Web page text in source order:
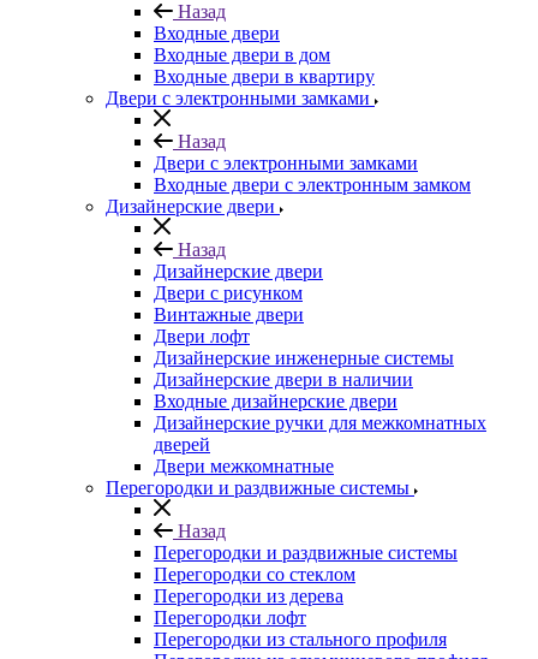
Назад
Входные двери
Входные двери в дом
Входные двери в квартиру
Двери с электронными замками
Назад
Двери с электронными замками
Входные двери с электронным замком
Дизайнерские двери
Назад
Дизайнерские двери
Двери с рисунком
Винтажные двери
Двери лофт
Дизайнерские инженерные системы
Дизайнерские двери в наличии
Входные дизайнерские двери
Дизайнерские ручки для межкомнатных
дверей
Двери межкомнатные
Перегородки и раздвижные системы
Назад
Перегородки и раздвижные системы
Перегородки со стеклом
Перегородки из дерева
Перегородки лофт
Перегородки из стального профиля